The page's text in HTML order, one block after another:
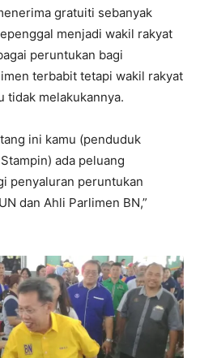
gratuiti sebanyak
menjadi wakil rakyat
peruntukan bagi
terbabit tetapi wakil rakyat
tidak melakukannya.
ini kamu (penduduk
ada peluang
penyaluran peruntukan
dan Ahli Parlimen BN,”